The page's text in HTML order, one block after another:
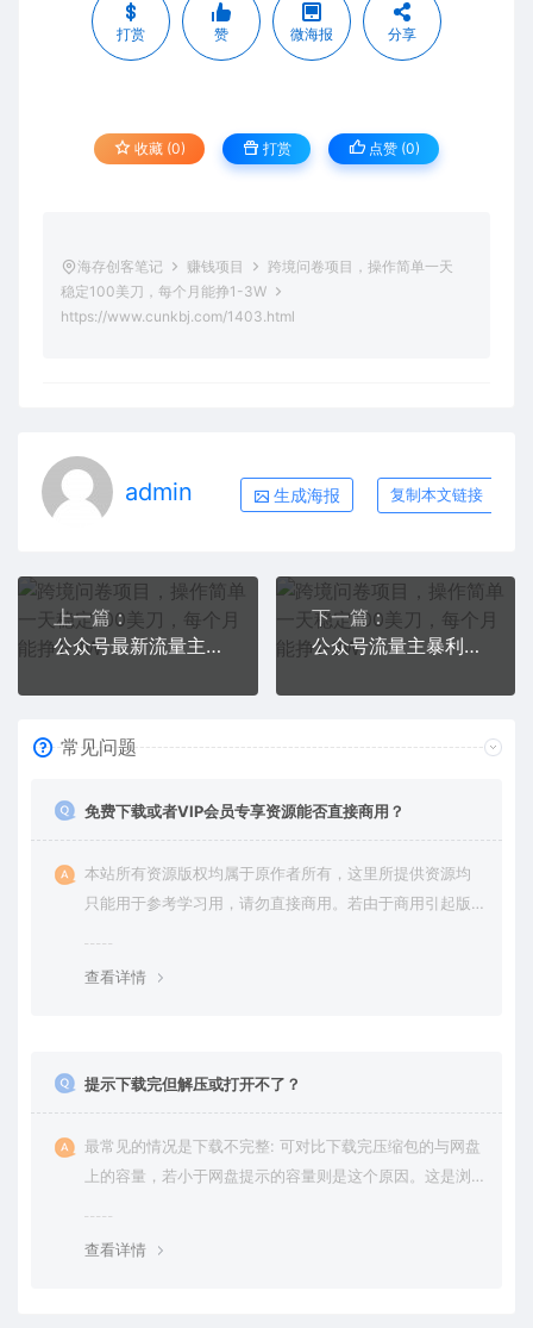
打赏 赞 微海报 分享
收藏 (0) 打赏 点赞 (0)
海存创客笔记 赚钱项目
跨境问卷项目，操作简单一天
稳定100美刀，每个月能挣1-3W
https://www.cunkbj.com/1403.html
admin 生成海报 复制本文链接
上一篇：
公众号最新流量主接单撸金项目
下一篇：
公众号流量主暴利撸收益项目，单人单号月稳赚5000+（价值480元）
常见问题
免费下载或者VIP会员专享资源能否直接商用？
本站所有资源版权均属于原作者所有，这里所提供资源均
只能用于参考学习用，请勿直接商用。若由于商用引起版
查看详情
提示下载完但解压或打开不了？
最常见的情况是下载不完整: 可对比下载完压缩包的与网盘
上的容量，若小于网盘提示的容量则是这个原因。这是浏
查看详情